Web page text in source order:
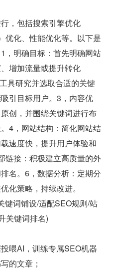
，包括搜索引擎优化
优化、性能优化等。以下是
，明确目标：首先明确网站
增加流量或提升转化
具研究并选取合适的关键
引目标用户。3，内容优
创，并围绕关键词进行布
4，网站结构：简化网站结
速度快，提升用户体验和
链接：积极建立高质量的外
名。6，数据分析：定期分
化策略，持续改进。
键词铺设/适配SEO规则/站
关键词排名)
喂AI，训练专属SEO机器
的文章；